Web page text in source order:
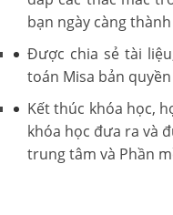
bạn ngày càng
Được chia sẻ tài
toán Misa bản
Kết thúc khóa học,
khóa học đưa ra và
trung tâm và Phần